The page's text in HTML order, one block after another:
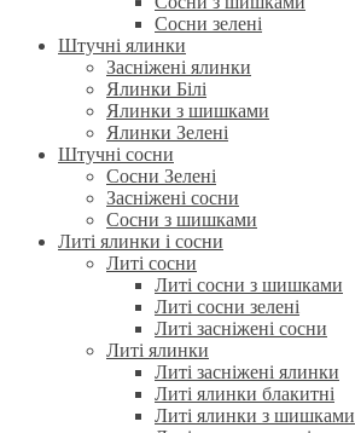
Сосни зелені
Штучні ялинки
Засніжені ялинки
Ялинки Білі
Ялинки з шишками
Ялинки Зелені
Штучні сосни
Сосни Зелені
Засніжені сосни
Сосни з шишками
Литі ялинки і сосни
Литі сосни
Литі сосни з шишками
Литі сосни зелені
Литі засніжені сосни
Литі ялинки
Литі засніжені ялинки
Литі ялинки блакитні
Литі ялинки з шишками